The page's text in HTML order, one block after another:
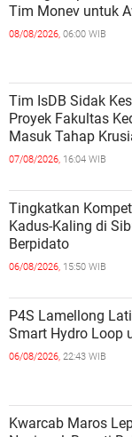
Tim Monev untuk
08/08/2026, 06:00 WIB
Tim IsDB Sidak
Proyek Fakultas
Masuk Tahap
07/08/2026, 16:04 WIB
Tingkatkan
Kadus-Kaling di
Berpidato
06/08/2026, 15:50 WIB
P4S Lamellong
Smart Hydro Loop
06/08/2026, 22:43 WIB
Kwarcab Maros